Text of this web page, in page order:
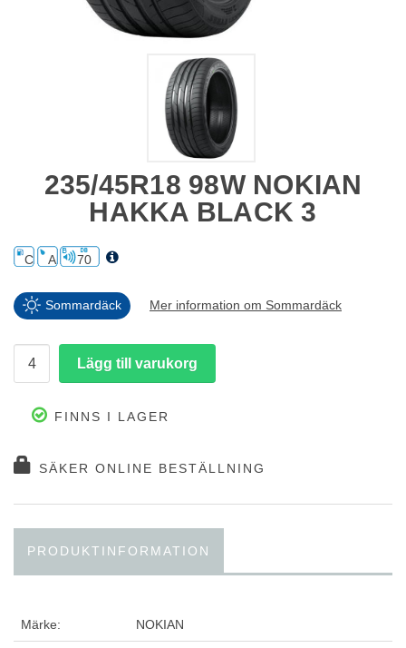
235/45R18 98W NOKIAN
HAKKA BLACK 3
C A 70
Sommardäck Mer information om Sommardäck
FINNS I LAGER
SÄKER ONLINE BESTÄLLNING
PRODUKTINFORMATION
Märke: NOKIAN